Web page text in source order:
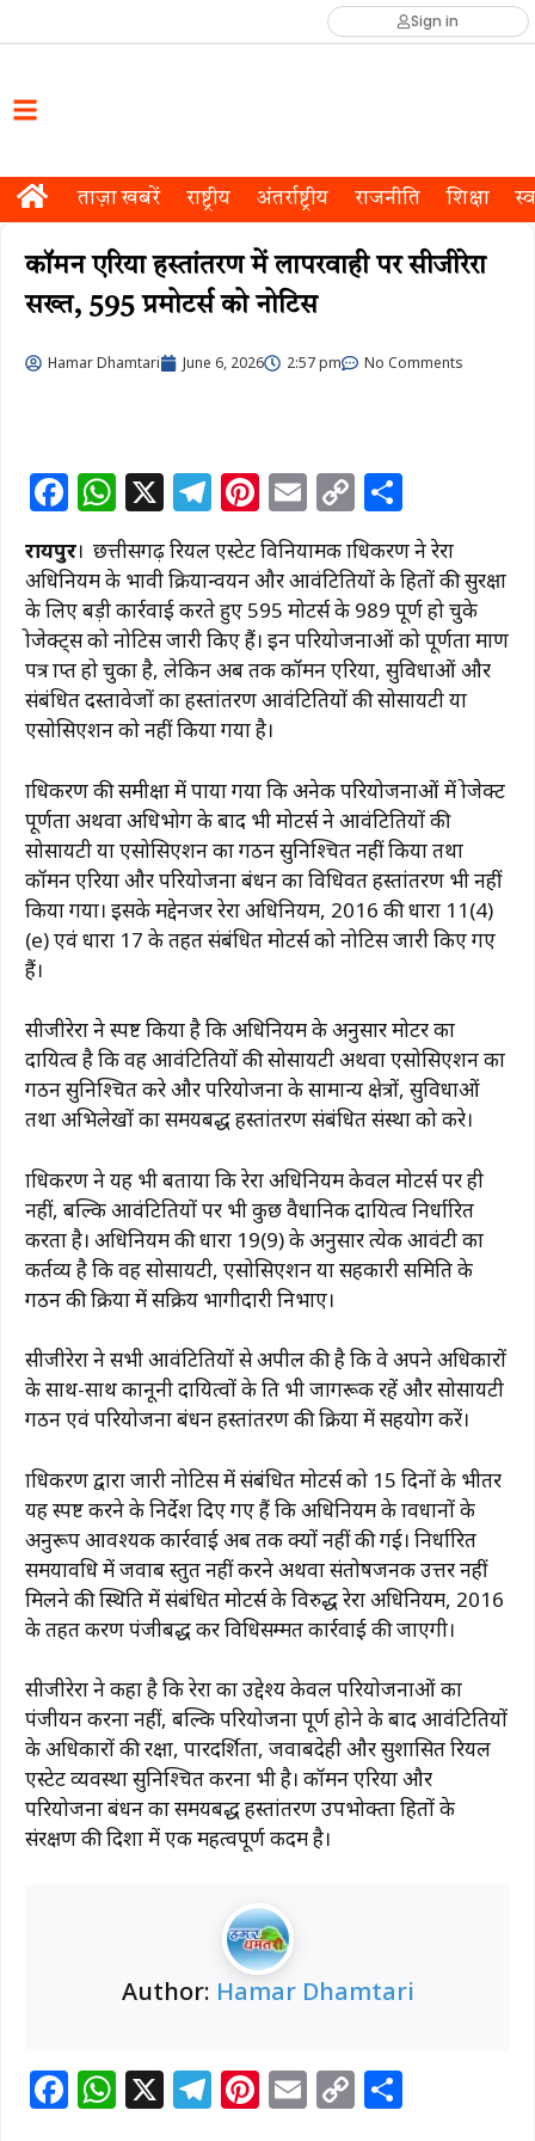
Sign in
ताज़ा खबरें राष्ट्रीय अंतर्राष्ट्रीय राजनीति शिक्षा
कॉमन एरिया हस्तांतरण में लापरवाही पर सीजीरेरा
सख्त, 595 प्रमोटर्स को नोटिस
Hamar Dhamtari June 6, 2026 2:57 pm No Comments
F
c
e
b
o
o
W
h
at
s
A
p
p
X T
el
e
g
ra
m
Pi
n
te
re
st
E
ai
l
C
o
p
y
Li
n
k
h
ar
e
रायपुर। छत्तीसगढ़ रियल एस्टेट विनियामक प्राधिकरण ने रेरा
अधिनियम के प्रभावी क्रियान्वयन और आवंटितियों के हितों की सुरक्षा
के लिए बड़ी कार्रवाई करते हुए 595 प्रमोटर्स के 989 पूर्ण हो चुके
प्रोजेक्ट्स को नोटिस जारी किए हैं। इन परियोजनाओं को पूर्णता प्रमाण
पत्र प्राप्त हो चुका है, लेकिन अब तक कॉमन एरिया, सुविधाओं और
संबंधित दस्तावेजों का हस्तांतरण आवंटितियों की सोसायटी या
एसोसिएशन को नहीं किया गया है।
प्राधिकरण की समीक्षा में पाया गया कि अनेक परियोजनाओं में प्रोजेक्ट
पूर्णता अथवा अधिभोग के बाद भी प्रमोटर्स ने आवंटितियों की
सोसायटी या एसोसिएशन का गठन सुनिश्चित नहीं किया तथा
कॉमन एरिया और परियोजना प्रबंधन का विधिवत हस्तांतरण भी नहीं
किया गया। इसके मद्देनजर रेरा अधिनियम, 2016 की धारा 11(4)
(e) एवं धारा 17 के तहत संबंधित प्रमोटर्स को नोटिस जारी किए गए
हैं।
सीजीरेरा ने स्पष्ट किया है कि अधिनियम के अनुसार प्रमोटर का
दायित्व है कि वह आवंटितियों की सोसायटी अथवा एसोसिएशन का
गठन सुनिश्चित करे और परियोजना के सामान्य क्षेत्रों, सुविधाओं
तथा अभिलेखों का समयबद्ध हस्तांतरण संबंधित संस्था को करे।
प्राधिकरण ने यह भी बताया कि रेरा अधिनियम केवल प्रमोटर्स पर ही
नहीं, बल्कि आवंटितियों पर भी कुछ वैधानिक दायित्व निर्धारित
करता है। अधिनियम की धारा 19(9) के अनुसार प्रत्येक आवंटी का
कर्तव्य है कि वह सोसायटी, एसोसिएशन या सहकारी समिति के
गठन की प्रक्रिया में सक्रिय भागीदारी निभाए।
सीजीरेरा ने सभी आवंटितियों से अपील की है कि वे अपने अधिकारों
के साथ-साथ कानूनी दायित्वों के प्रति भी जागरूक रहें और सोसायटी
गठन एवं परियोजना प्रबंधन हस्तांतरण की प्रक्रिया में सहयोग करें।
प्राधिकरण द्वारा जारी नोटिस में संबंधित प्रमोटर्स को 15 दिनों के भीतर
यह स्पष्ट करने के निर्देश दिए गए हैं कि अधिनियम के प्रावधानों के
अनुरूप आवश्यक कार्रवाई अब तक क्यों नहीं की गई। निर्धारित
समयावधि में जवाब प्रस्तुत नहीं करने अथवा संतोषजनक उत्तर नहीं
मिलने की स्थिति में संबंधित प्रमोटर्स के विरुद्ध रेरा अधिनियम, 2016
के तहत प्रकरण पंजीबद्ध कर विधिसम्मत कार्रवाई की जाएगी।
सीजीरेरा ने कहा है कि रेरा का उद्देश्य केवल परियोजनाओं का
पंजीयन करना नहीं, बल्कि परियोजना पूर्ण होने के बाद आवंटितियों
के अधिकारों की रक्षा, पारदर्शिता, जवाबदेही और सुशासित रियल
एस्टेट व्यवस्था सुनिश्चित करना भी है। कॉमन एरिया और
परियोजना प्रबंधन का समयबद्ध हस्तांतरण उपभोक्ता हितों के
संरक्षण की दिशा में एक महत्वपूर्ण कदम है।
Author: Hamar Dhamtari
F
a
W
h
X T
el
Pi
n
E
m
C
o